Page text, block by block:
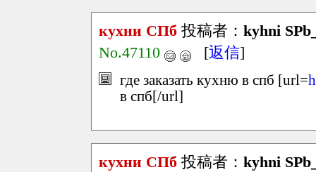
кухни СПб 投稿者： kyhni
No.47110
[返信]
где заказать кухню в спб [url=
в спб[/url]
кухни СПб 投稿者： kyhni